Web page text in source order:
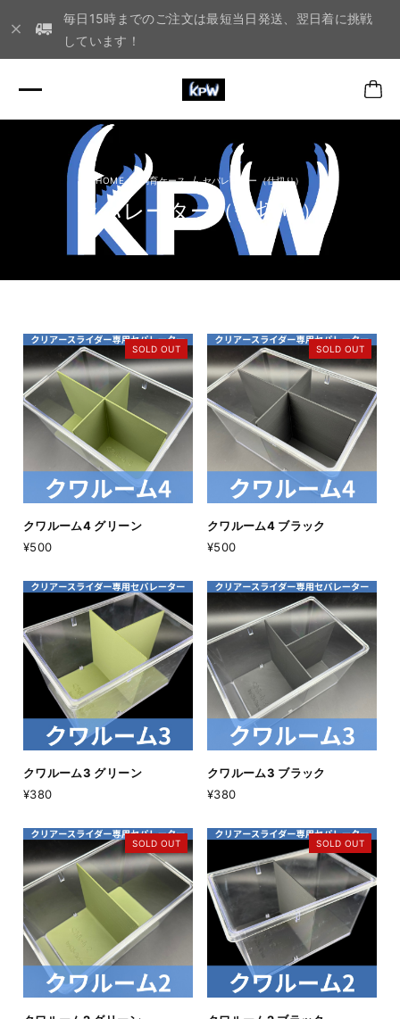
毎日15時までのご注文は最短当日発送、翌日着に挑戦
しています！
飼育ケース セパレーター（仕切り）
セパレーター（仕切り）
SOLD OUT
クワルーム4 グリーン
¥500
SOLD OUT
クワルーム4 ブラック
¥500
クワルーム3 グリーン
¥380
クワルーム3 ブラック
¥380
SOLD OUT SOLD OUT